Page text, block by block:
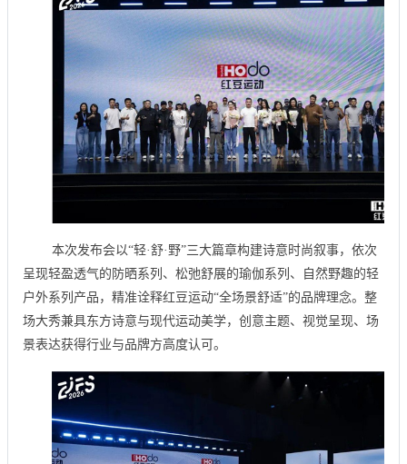
本次发布会以“轻·舒·野”三大篇章构建诗意时尚叙事，依次
呈现轻盈透气的防晒系列、松弛舒展的瑜伽系列、自然野趣的轻
户外系列产品，精准诠释红豆运动“全场景舒适”的品牌理念。整
场大秀兼具东方诗意与现代运动美学，创意主题、视觉呈现、场
景表达获得行业与品牌方高度认可。